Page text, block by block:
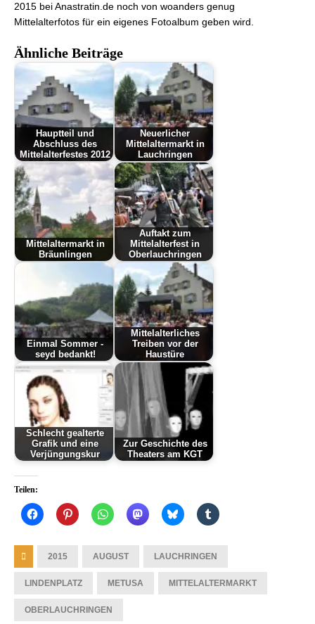
2015 bei Anastratin.de noch von woanders genug
Mittelalterfotos für ein eigenes Fotoalbum geben wird.
Ähnliche Beiträge
Hauptteil und
Abschluss des
Mittelalterfestes 2012
Neuerlicher
Mittelaltermarkt in
Lauchringen
Mittelaltermarkt in
Bräunlingen
Auftakt zum
Mittelalterfest in
Oberlauchringen
Einmal Sommer -
seyd bedankt!
Mittelalterliches
Treiben vor der
Haustüre
Schlecht gealterte
Grafik und eine
Verjüngungskur
Zur Geschichte des
Theaters am KGT
Teilen:
2015 AUGUST LAUCHRINGEN
LINDENPLATZ METUSA MITTELALTERMARKT
OBERLAUCHRINGEN